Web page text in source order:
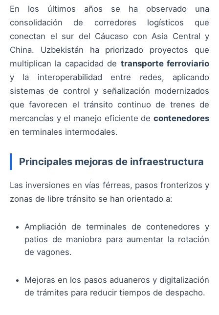
En los últimos años se ha observado una
consolidación de corredores logísticos que
conectan el sur del Cáucaso con Asia Central y
China. Uzbekistán ha priorizado proyectos que
multiplican la capacidad de transporte ferroviario
y la interoperabilidad entre redes, aplicando
sistemas de control y señalización modernizados
que favorecen el tránsito continuo de trenes de
mercancías y el manejo eficiente de contenedores
en terminales intermodales.
Principales mejoras de infraestructura
Las inversiones en vías férreas, pasos fronterizos y
zonas de libre tránsito se han orientado a:
Ampliación de terminales de contenedores y
patios de maniobra para aumentar la rotación
de vagones.
Mejoras en los pasos aduaneros y digitalización
de trámites para reducir tiempos de despacho.